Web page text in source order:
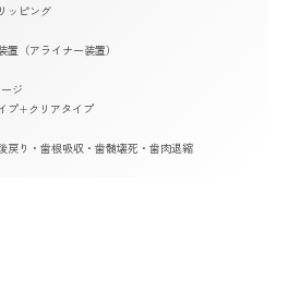
ッピング
置（アライナー装置）
ジ
プ+クリアタイプ
戻り・歯根吸収・歯髄壊死・歯肉退縮